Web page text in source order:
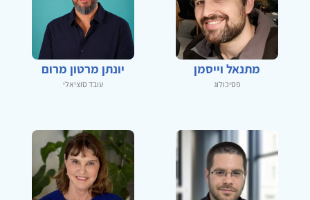
מתנאל וייסמן
פסיכולוג
יונתן מרטון מרום
עובד סוציאלי